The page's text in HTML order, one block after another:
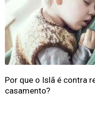
Por que o Islã é contra
casamento?